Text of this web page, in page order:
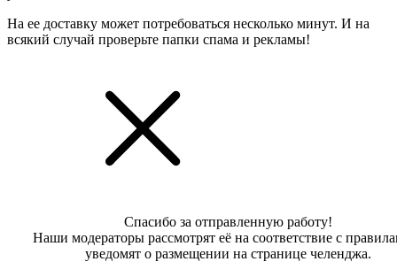
На ее доставку может потребоваться несколько минут. И на
всякий случай проверьте папки спама и рекламы!
Спасибо за отправленную работу!
Наши модераторы рассмотрят её на соответствие с
уведомят о размещении на странице челенджа.